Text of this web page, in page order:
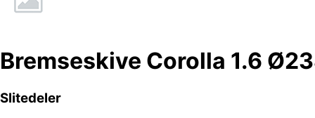
Bremseskive Corolla 1.6
Slitedeler